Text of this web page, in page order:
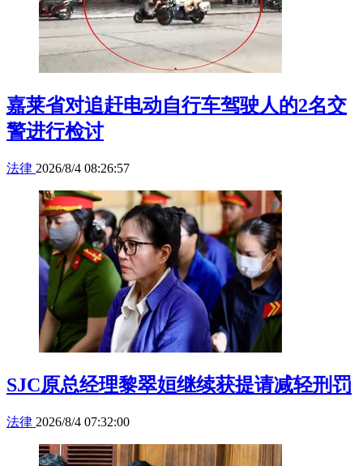
嘉莱省对追赶电动自行车驾驶人的2名交
警进行检讨
法律 2026/8/4 08:26:57
SJC原总经理黎翠姮继续获提请减轻刑罚
法律 2026/8/4 07:32:00